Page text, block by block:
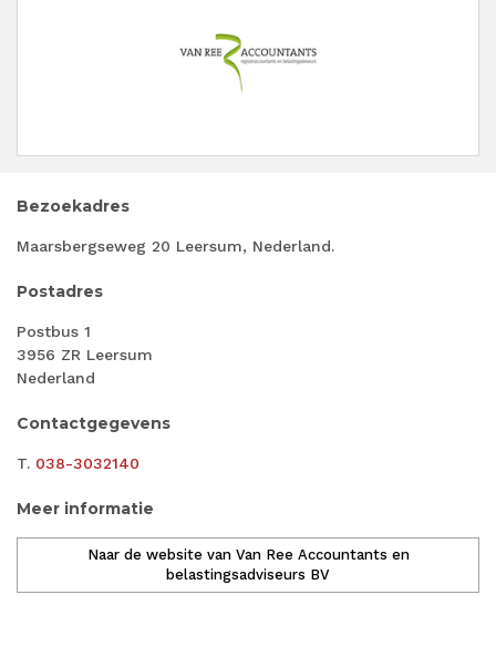
Bezoekadres
Maarsbergseweg 20 Leersum, Nederland.
Postadres
Postbus 1
3956 ZR Leersum
Nederland
Contactgegevens
T. 038-3032140
Meer informatie
Naar de website van Van Ree Accountants en
belastingsadviseurs BV